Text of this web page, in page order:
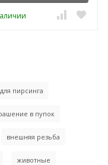
пирсинга
в пупок
внешняя резьба
животные